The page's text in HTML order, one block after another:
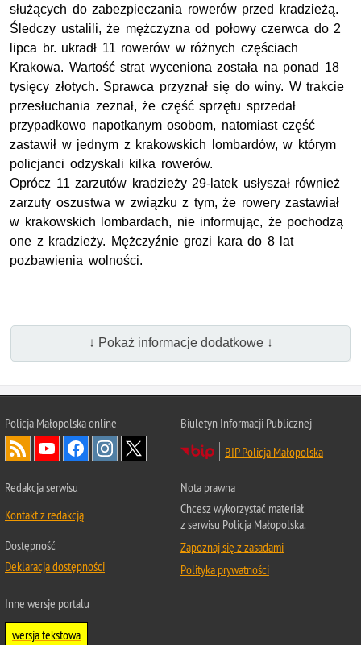
służących do zabezpieczania rowerów przed kradzieżą.
Śledczy ustalili, że mężczyzna od połowy czerwca do 2
lipca br. ukradł 11 rowerów w różnych częściach
Krakowa. Wartość strat wyceniona została na ponad 18
tysięcy złotych. Sprawca przyznał się do winy. W trakcie
przesłuchania zeznał, że część sprzętu sprzedał
przypadkowo napotkanym osobom, natomiast część
zastawił w jednym z krakowskich lombardów, w którym
policjanci odzyskali kilka rowerów.
Oprócz 11 zarzutów kradzieży 29-latek usłyszał również
zarzuty oszustwa w związku z tym, że rowery zastawiał
w krakowskich lombardach, nie informując, że pochodzą
one z kradzieży. Mężczyźnie grozi kara do 8 lat
pozbawienia wolności.
↓ Pokaż informacje dodatkowe ↓
Policja Małopolska online
Biuletyn Informacji Publicznej
BIP Policja Małopolska
Redakcja serwisu
Kontakt z redakcją
Dostępność
Deklaracja dostępności
Nota prawna
Chcesz wykorzystać materiał
z serwisu Policja Małopolska.
Zapoznaj się z zasadami
Polityka prywatności
Inne wersje portalu
wersja tekstowa